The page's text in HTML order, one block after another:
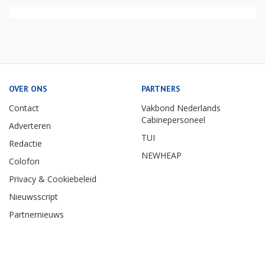
OVER ONS
Contact
Adverteren
Redactie
Colofon
Privacy & Cookiebeleid
Nieuwsscript
Partnernieuws
PARTNERS
Vakbond Nederlands
Cabinepersoneel
TUI
NEWHEAP